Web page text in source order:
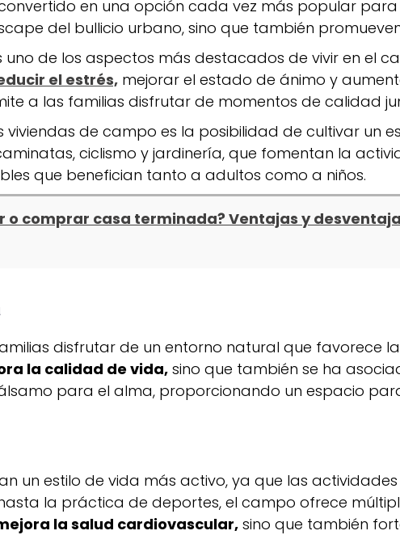
en una opción cada vez más popular
del bullicio urbano, sino que también
uno de los aspectos más destacados de vivir en el
el estrés, mejorar el estado de ánimo y
a las familias disfrutar de momentos de calidad
viviendas de campo es la posibilidad de cultivar un
ciclismo y jardinería, que fomentan la
que benefician tanto a adultos como a niños.
o comprar casa terminada? Ventajas y
disfrutar de un entorno natural que favorece
la calidad de vida, sino que también se ha
para el alma, proporcionando un espacio
un estilo de vida más activo, ya que las
la práctica de deportes, el campo ofrece
la salud cardiovascular,sino que también